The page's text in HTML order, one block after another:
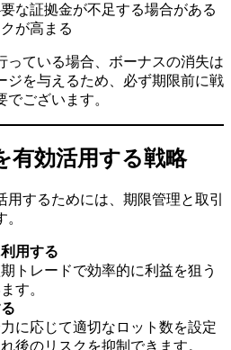
な証拠金が不足する場合がある
が高まる
っている場合、ボーナスの消失は
ジを与えるため、必ず期限前に戦
ございます。
有効活用する戦略
用するためには、期限管理と取引
用する
トレードで効率的に利益を狙う
す。
に応じて適切なロット数を設定
後のリスクを抑制できます。